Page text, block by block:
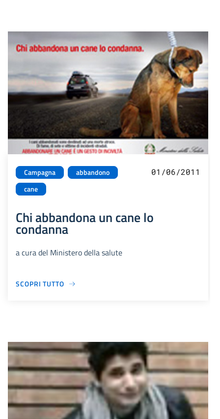
Campagna
abbandono
cane
01/06/2011
Chi abbandona un cane lo
condanna
a cura del Ministero della salute
SCOPRI TUTTO